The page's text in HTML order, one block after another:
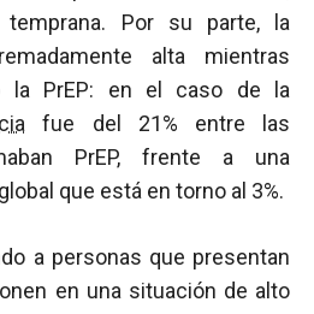
Por su parte, la
alta mientras
la PrEP: en el caso de la
fue del 21% entre las
PrEP, frente a una
que está en torno al 3%.
a personas que presentan
en una situación de alto